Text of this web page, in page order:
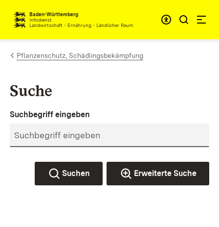
Zum Inhalt springen
Baden-Württemberg
Infodienst
Landwirtschaft - Ernährung - Ländlicher Raum
Pflanzenschutz, Schädlingsbekämpfung
Suche
Suchbegriff eingeben
Suchen Erweiterte Suche